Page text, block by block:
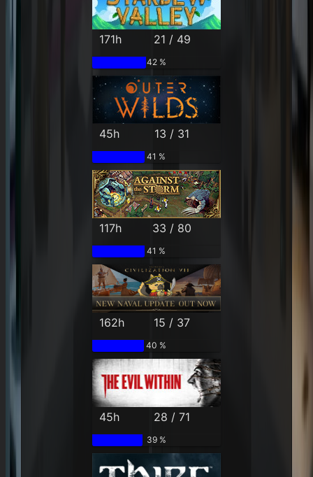
171h 21 / 49
42 %
45h 13 / 31
41 %
117h 33 / 80
41 %
162h 15 / 37
40 %
45h 28 / 71
39 %